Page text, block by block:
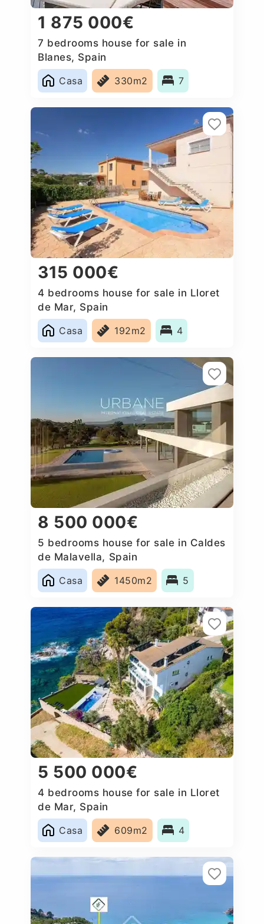
1 875 000€
7 bedrooms house for sale in
Blanes, Spain
Casa
330m2 7
315 000€
4 bedrooms house for sale in Lloret
de Mar, Spain
Casa
192m2 4
8 500 000€
5 bedrooms house for sale in Caldes
de Malavella, Spain
Casa
1450m2 5
5 500 000€
4 bedrooms house for sale in Lloret
de Mar, Spain
Casa
609m2 4